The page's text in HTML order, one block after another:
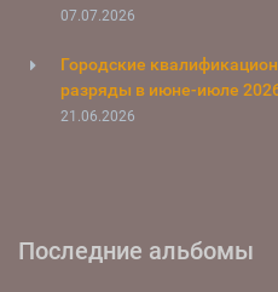
07.07.2026
Городские
разряды в июне-июле
21.06.2026
Последние альбомы